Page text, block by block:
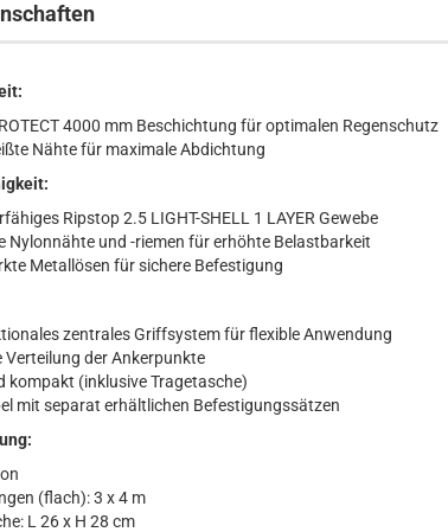
4000 mm Beschichtung für optimalen Regenschutz
Nähte für maximale Abdichtung
Ripstop 2.5 LIGHT-SHELL 1 LAYER Gewebe
Nylonnähte und -riemen für erhöhte Belastbarkeit
Metallösen für sichere Befestigung
zentrales Griffsystem für flexible Anwendung
Verteilung der Ankerpunkte
kompakt (inklusive Tragetasche)
mit separat erhältlichen Befestigungssätzen
(flach): 3 x 4 m
L 26 x H 28 cm